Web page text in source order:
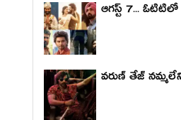
ఆగస్ట్ 7...
వరుణ్ తేజ్